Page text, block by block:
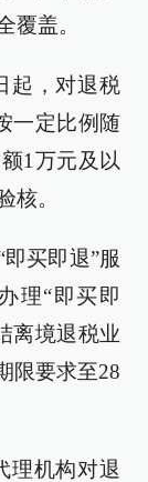
覆盖。
起，对退税
一定比例随
1万元及以
核。
买即退”服
理“即买即
离境退税业
限要求至28
理机构对退